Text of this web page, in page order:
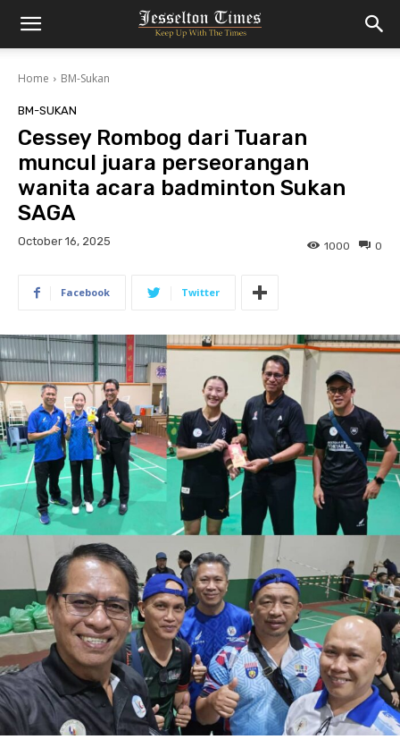
Home BM-Sukan
BM-SUKAN
Cessey Rombog dari Tuaran
muncul juara perseorangan
wanita acara badminton Sukan
SAGA
October 16, 2025 0
1000
Facebook Twitter